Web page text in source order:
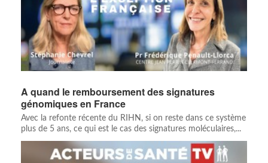
A quand le remboursement des signatures
génomiques en France
Avec la refonte récente du RIHN, si on reste dans ce système
plus de 5 ans, ce qui est le cas des signatures moléculaires,...